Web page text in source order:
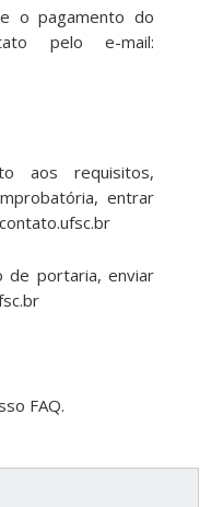
o pagamento do
pelo e-mail:
aos requisitos,
entrar
de portaria, enviar
FAQ.